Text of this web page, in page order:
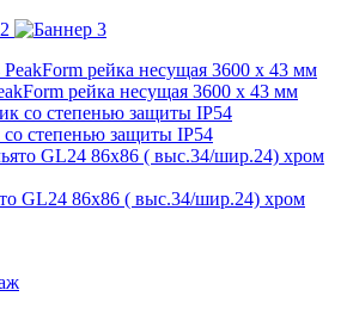
рейка несущая 3600 x 43 мм
степенью защиты IP54
GL24 86х86 ( выс.34/шир.24) хром